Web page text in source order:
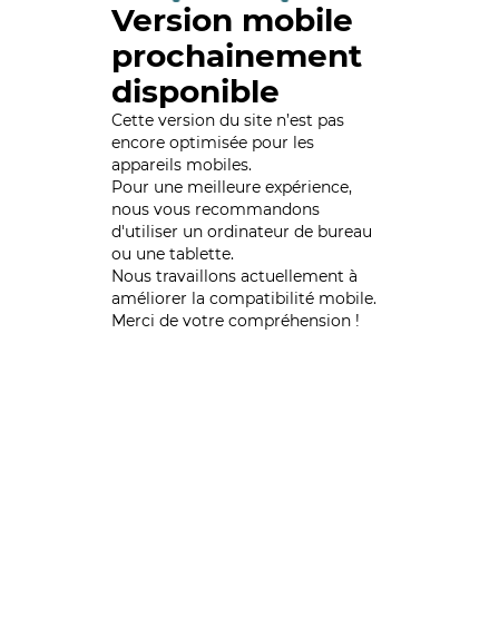
Version mobile
prochainement
disponible
Cette version du site n’est pas
encore optimisée pour les
appareils mobiles.
Pour une meilleure expérience,
nous vous recommandons
d'utiliser un ordinateur de bureau
ou une tablette.
Nous travaillons actuellement à
améliorer la compatibilité mobile.
Merci de votre compréhension !